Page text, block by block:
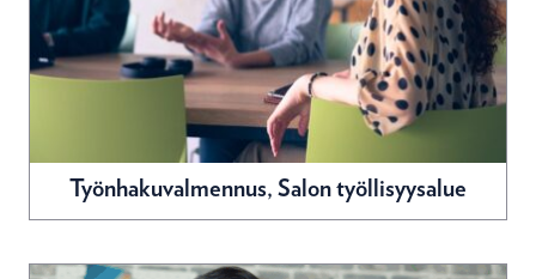
Työnhakuvalmennus, Salon työllisyysalue